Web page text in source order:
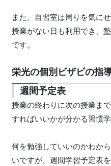
また、自習室は周りを気に
授業がない日も利用でき、
です。
栄光の個別ビザビの指
週間予定表
授業の終わりに次の授業ま
すればいいかが分かる習慣
何を勉強していいのかわか
いですが、週間学習予定表